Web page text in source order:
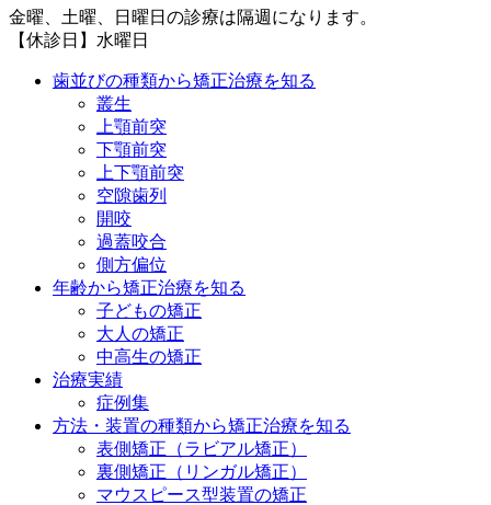
金曜、土曜、日曜日の診療は隔週になります。
【休診日】水曜日
歯並びの種類から矯正治療を知る
叢生
上顎前突
下顎前突
上下顎前突
空隙歯列
開咬
過蓋咬合
側方偏位
年齢から矯正治療を知る
子どもの矯正
大人の矯正
中高生の矯正
治療実績
症例集
方法・装置の種類から矯正治療を知る
表側矯正 （ラビアル矯正）
裏側矯正 （リンガル矯正）
マウスピース型装置の矯正